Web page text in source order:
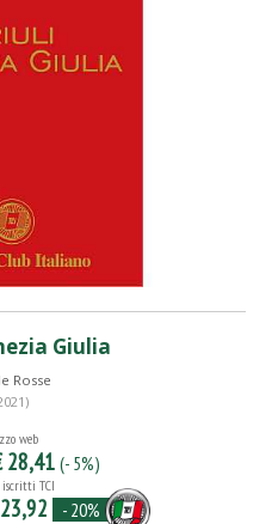
Giulia
Rosse
web
28,41 (- 5%)
iscritti TCI
- 20%